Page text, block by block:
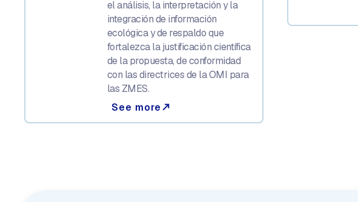
el análisis, la interpretación y la
integración de información
ecológica y de respaldo que
fortalezca la justificación científica
de la propuesta, de conformidad
con las directrices de la OMI para
las ZMES.
See more north_east